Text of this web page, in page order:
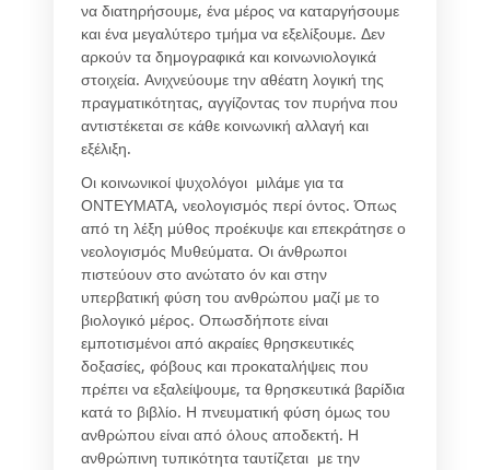
να διατηρήσουμε, ένα μέρος να καταργήσουμε
και ένα μεγαλύτερο τμήμα να εξελίξουμε. Δεν
αρκούν τα δημογραφικά και κοινωνιολογικά
στοιχεία. Ανιχνεύουμε την αθέατη λογική της
πραγματικότητας, αγγίζοντας τον πυρήνα που
αντιστέκεται σε κάθε κοινωνική αλλαγή και
εξέλιξη.
Οι κοινωνικοί ψυχολόγοι μιλάμε για τα
ΟΝΤΕΥΜΑΤΑ, νεολογισμός περί όντος. Όπως
από τη λέξη μύθος προέκυψε και επεκράτησε ο
νεολογισμός Μυθεύματα. Οι άνθρωποι
πιστεύουν στο ανώτατο όν και στην
υπερβατική φύση του ανθρώπου μαζί με το
βιολογικό μέρος. Οπωσδήποτε είναι
εμποτισμένοι από ακραίες θρησκευτικές
δοξασίες, φόβους και προκαταλήψεις που
πρέπει να εξαλείψουμε, τα θρησκευτικά βαρίδια
κατά το βιβλίο. Η πνευματική φύση όμως του
ανθρώπου είναι από όλους αποδεκτή. Η
ανθρώπινη τυπικότητα ταυτίζεται με την